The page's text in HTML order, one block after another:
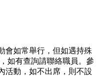
會如常舉行，但如遇持殊
如有查詢請聯絡職員。參
活動，如不出席，則不設